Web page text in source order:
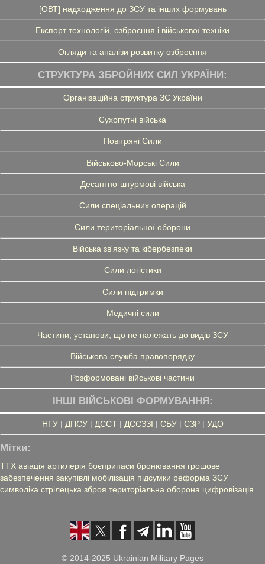
[ОВТ] надходження до ЗСУ та інших формувань
Експорт технологій, озброєння і військової техніки
Огляди та аналізи розвитку озброєння
СТРУКТУРА ЗБРОЙНИХ СИЛ УКРАЇНИ:
Організаційна структура ЗС України
Сухопутні війська
Повітряні Сили
Військово-Морські Сили
Десантно-штурмові війська
Сили спеціальних операцій
Сили територіальної оборони
Війська зв'язку та кібербезпеки
Сили логістики
Сили підтримки
Медичні сили
Частини, установи, що не належать до видів ЗСУ
Військова служба правопорядку
Розформовані військові частини
ІНШІ ВІЙСЬКОВІ ФОРМУВАННЯ:
НГУ| ДПСУ| ДССТ| ДССЗЗІ | СБУ| СЗР| УДО
Мітки:
ТТХ авіація артилерія боєприпаси бронювання грошове
забезпечення закупівлі мобілізація підсумки реформа ЗСУ
символіка стрілецька зброя територіальна оборона цифровізація
© 2014-2025 Ukrainian Military Pages